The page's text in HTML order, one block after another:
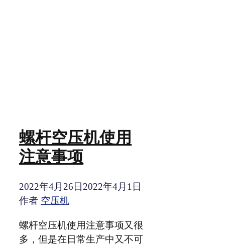
螺杆空压机使用
注意事项
2022年4月26日2022年4月1日
作者 空压机
螺杆空压机使用注意事项又很
多，但是在日常生产中又不可